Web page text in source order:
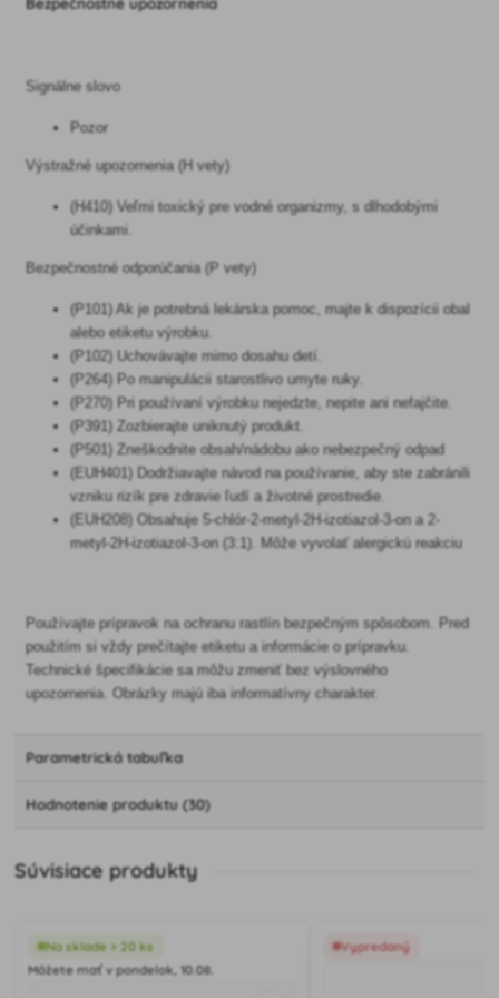
Signálne slovo
Pozor
Výstražné upozornenia (H vety)
(H410) Veľmi toxický pre vodné organizmy, s dlhodobými
účinkami.
Bezpečnostné odporúčania (P vety)
(P101) Ak je potrebná lekárska pomoc, majte k dispozícii obal
alebo etiketu výrobku.
(P102) Uchovávajte mimo dosahu detí.
(P264) Po manipulácii starostlivo umyte ruky.
(P270) Pri používaní výrobku nejedzte, nepite ani nefajčite.
(P391) Zozbierajte uniknutý produkt.
(P501) Zneškodnite obsah/nádobu ako nebezpečný odpad
(EUH401) Dodržiavajte návod na používanie, aby ste zabránili
vzniku rizík pre zdravie ľudí a životné prostredie.
(EUH208) Obsahuje 5-chlór-2-metyl-2H-izotiazol-3-on a 2-
metyl-2H-izotiazol-3-on (3:1). Môže vyvolať alergickú reakciu
Používajte prípravok na ochranu rastlín bezpečným spôsobom. Pred
použitím si vždy prečítajte etiketu a informácie o prípravku.
Technické špecifikácie sa môžu zmeniť bez výslovného
upozornenia. Obrázky majú iba informatívny charakter.
Parametrická tabuľka
Hodnotenie produktu (30)
Súvisiace produkty
Na sklade > 20 ks
Môžete mať v pondelok, 10.08.
Vypredaný